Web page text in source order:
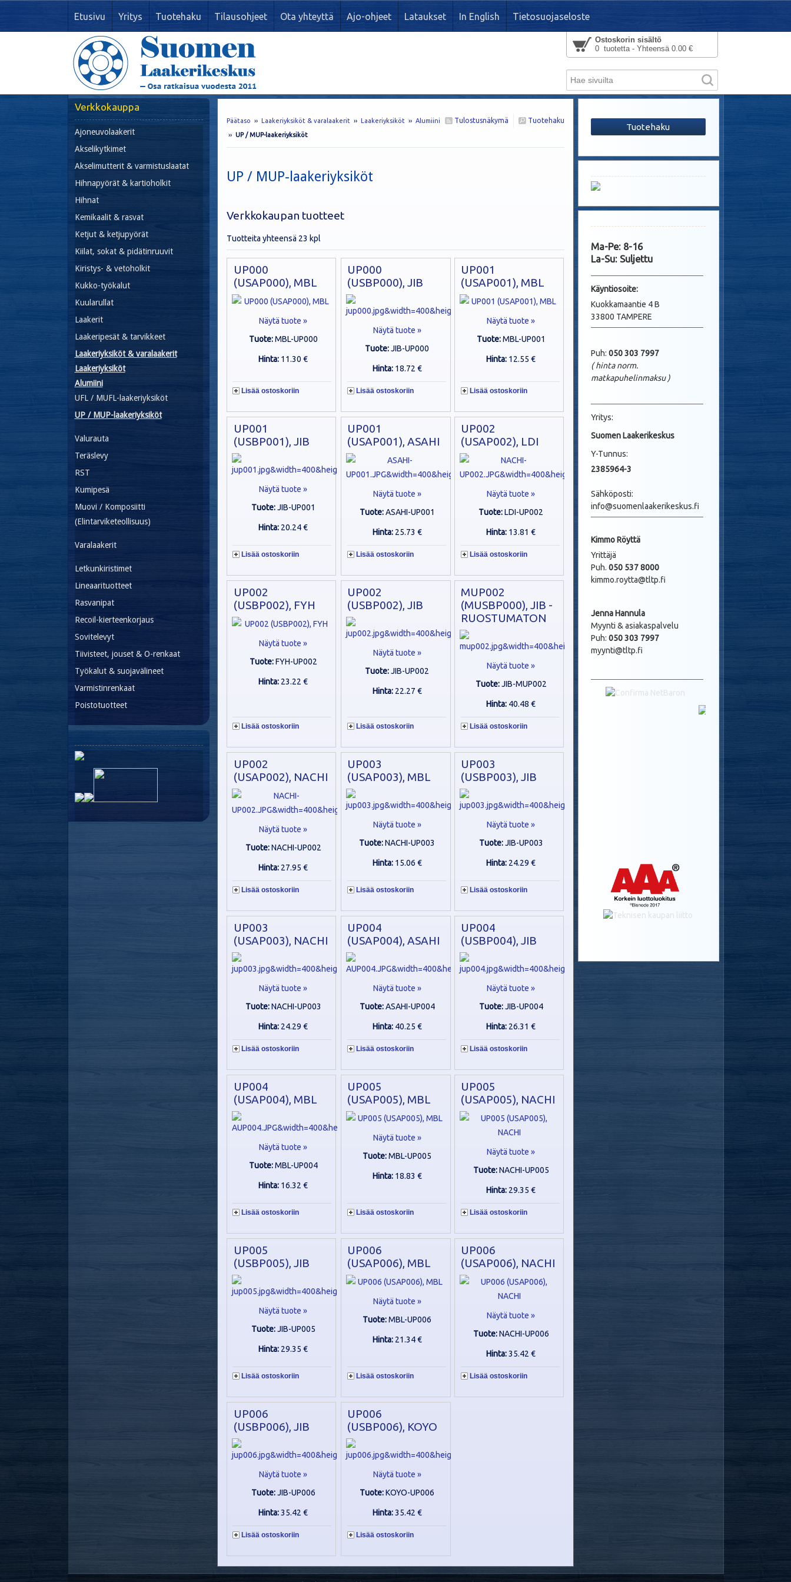
Etusivu Yritys Tuotehaku Tilausohjeet Ota yhteyttä Ajo-ohjeet Lataukset In English Tietosuojaseloste
Ostoskorin sisältö
0 tuotetta - Yhteensä 0.00 €
Tuotehaku
Tulostusnäkymä
Päätaso ›› Laakeriyksiköt & varalaakerit ›› Laakeriyksiköt ›› Alumiini
›› UP / MUP-laakeriyksiköt
UP / MUP-laakeriyksiköt
Verkkokaupan tuotteet
Tuotteita yhteensä 23 kpl
UP000
(USAP000), MBL
Näytä tuote »
Tuote:MBL-UP000
Hinta: 11.30 €
Lisää ostoskoriin
UP000
(USBP000), JIB
Näytä tuote »
Tuote:JIB-UP000
Hinta: 18.72 €
Lisää ostoskoriin
UP001
(USAP001), MBL
Näytä tuote »
Tuote:MBL-UP001
Hinta: 12.55 €
Lisää ostoskoriin
UP001
(USBP001), JIB
Näytä tuote »
Tuote:JIB-UP001
Hinta: 20.24 €
Lisää ostoskoriin
UP001
(USAP001), ASAHI
Näytä tuote »
Tuote:ASAHI-UP001
Hinta: 25.73 €
Lisää ostoskoriin
UP002
(USAP002), LDI
Näytä tuote »
Tuote:LDI-UP002
Hinta: 13.81 €
Lisää ostoskoriin
UP002
(USBP002), FYH
Näytä tuote »
Tuote:FYH-UP002
Hinta: 23.22 €
Lisää ostoskoriin
UP002
(USBP002), JIB
Näytä tuote »
Tuote:JIB-UP002
Hinta: 22.27 €
Lisää ostoskoriin
MUP002
(MUSBP000), JIB -
RUOSTUMATON
Näytä tuote »
Tuote:JIB-MUP002
Hinta: 40.48 €
Lisää ostoskoriin
UP002
(USAP002), NACHI
Näytä tuote »
Tuote:NACHI-UP002
Hinta: 27.95 €
Lisää ostoskoriin
UP003
(USAP003), MBL
Näytä tuote »
Tuote:NACHI-UP003
Hinta: 15.06 €
Lisää ostoskoriin
UP003
(USBP003), JIB
Näytä tuote »
Tuote:JIB-UP003
Hinta: 24.29 €
Lisää ostoskoriin
UP003
(USAP003), NACHI
Näytä tuote »
Tuote:NACHI-UP003
Hinta: 24.29 €
Lisää ostoskoriin
UP004
(USAP004), ASAHI
Näytä tuote »
Tuote:ASAHI-UP004
Hinta: 40.25 €
Lisää ostoskoriin
UP004
(USBP004), JIB
Näytä tuote »
Tuote:JIB-UP004
Hinta: 26.31 €
Lisää ostoskoriin
UP004
(USAP004), MBL
Näytä tuote »
Tuote:MBL-UP004
Hinta: 16.32 €
Lisää ostoskoriin
UP005
(USAP005), MBL
Näytä tuote »
Tuote:MBL-UP005
Hinta: 18.83 €
Lisää ostoskoriin
UP005
(USAP005), NACHI
Näytä tuote »
Tuote:NACHI-UP005
Hinta: 29.35 €
Lisää ostoskoriin
UP005
(USBP005), JIB
Näytä tuote »
Tuote:JIB-UP005
Hinta: 29.35 €
Lisää ostoskoriin
UP006
(USAP006), MBL
Näytä tuote »
Tuote:MBL-UP006
Hinta: 21.34 €
Lisää ostoskoriin
UP006
(USAP006), NACHI
Näytä tuote »
Tuote:NACHI-UP006
Hinta:35.42 €
Lisää ostoskoriin
UP006
(USBP006), JIB
Näytä tuote »
Tuote:JIB-UP006
Hinta:35.42 €
Lisää ostoskoriin
UP006
(USBP006), KOYO
Näytä tuote »
Tuote:KOYO-UP006
Hinta:35.42 €
Lisää ostoskoriin
Verkkokauppa
Ajoneuvolaakerit
Akselikytkimet
Akselimutterit & varmistuslaatat
Hihnapyörät & kartioholkit
Hihnat
Kemikaalit & rasvat
Ketjut & ketjupyörät
Kiilat, sokat & pidätinruuvit
Kiristys- & vetoholkit
Kukko-työkalut
Kuularullat
Laakerit
Laakeripesät & tarvikkeet
Laakeriyksiköt & varalaakerit
Laakeriyksiköt
Alumiini
UFL / MUFL-laakeriyksiköt
UP / MUP-laakeriyksiköt
Valurauta
Teräslevy
RST
Kumipesä
Muovi / Komposiitti
(Elintarviketeollisuus)
Varalaakerit
Letkunkiristimet
Lineaarituotteet
Rasvanipat
Recoil-kierteenkorjaus
Sovitelevyt
Tiivisteet, jouset & O-renkaat
Työkalut & suojavälineet
Varmistinrenkaat
Poistotuotteet
Tuotehaku
Ma-Pe: 8-16
La-Su: Suljettu
Käyntiosoite:
Kuokkamaantie 4 B
33800 TAMPERE
Puh: 050 303 7997
( hinta norm.
matkapuhelinmaksu )
Yritys:
Suomen Laakerikeskus
Y-Tunnus:
2385964-3
Sähköposti:
info@suomenlaakerikeskus.fi
Kimmo Röyttä
Yrittäjä
Puh. 050 537 8000
kimmo.roytta@tltp.fi
Jenna Hannula
Myynti & asiakaspalvelu
Puh: 050 303 7997
myynti@tltp.fi